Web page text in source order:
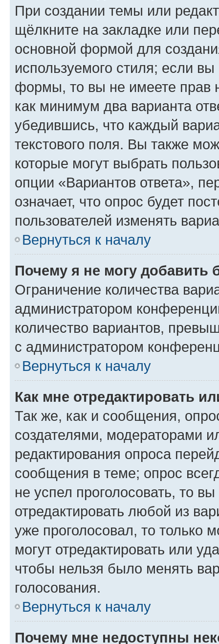
При создании темы или
щёлкните на закладке или
основной формой для
используемого стиля; если
формы, то вы не имеете прав
как минимум два варианта
убедившись, что каждый
текстового поля. Вы также
которые могут выбрать
опции «Вариантов ответа»,
означает, что опрос будет
пользователей изменять
Вернуться к началу
Почему я не могу добавить
Ограничение количества
администратором
количество вариантов,
с администратором
Вернуться к началу
Как мне отредактировать
Так же, как и сообщения,
создателями, модераторами
редактирования опроса
сообщения в теме; опрос
не успел проголосовать, то
отредактировать любой из
уже проголосовал, то только
могут отредактировать или
чтобы нельзя было менять
голосования.
Вернуться к началу
Почему мне недоступны